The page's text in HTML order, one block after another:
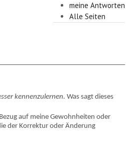
meine Antworten
Alle Seiten
kennenzulernen. Was sagt dieses
auf meine Gewohnheiten oder
der Korrektur oder Änderung